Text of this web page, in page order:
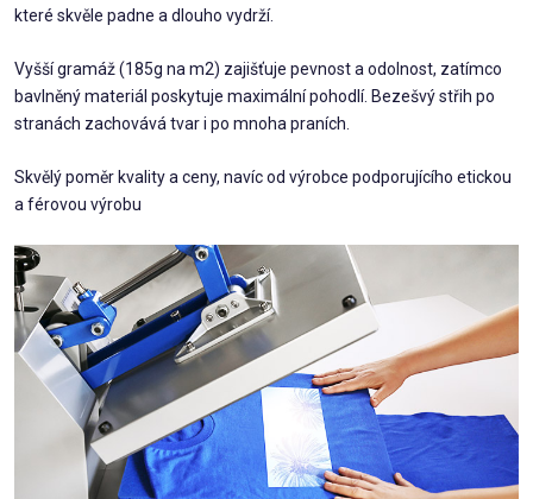
které skvěle padne a dlouho vydrží.
Vyšší gramáž (185g na m2) zajišťuje pevnost a odolnost, zatímco
bavlněný materiál poskytuje maximální pohodlí. Bezešvý střih po
stranách zachovává tvar i po mnoha praních.
Skvělý poměr kvality a ceny, navíc od výrobce podporujícího etickou
a férovou výrobu